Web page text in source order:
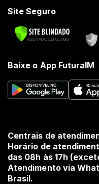
Site Seguro
Baixe o App FuturaIM
Centrais de
Horário de
das 08h às 17h
Atendimento via
Brasil.